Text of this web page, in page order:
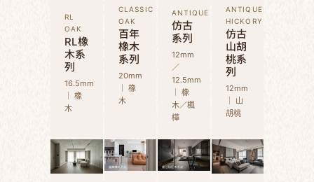
RL
OAK
RL橡
木系
列
16.5mm
｜ 橡
木
CLASSIC
OAK
百年
橡木
系列
20mm
｜ 橡
木
ANTIQUE
仿古
系列
12mm
／
12.5mm
｜ 橡
木／楓
樺
ANTIQUE
HICKORY
仿古
山胡
桃系
列
12mm
｜ 山
胡桃